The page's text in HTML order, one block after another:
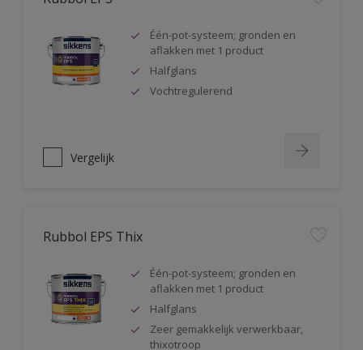
Één-pot-systeem; gronden en
aflakken met 1 product
Halfglans
Vochtregulerend
Vergelijk
Rubbol EPS Thix
Één-pot-systeem; gronden en
aflakken met 1 product
Halfglans
Zeer gemakkelijk verwerkbaar,
thixotroop